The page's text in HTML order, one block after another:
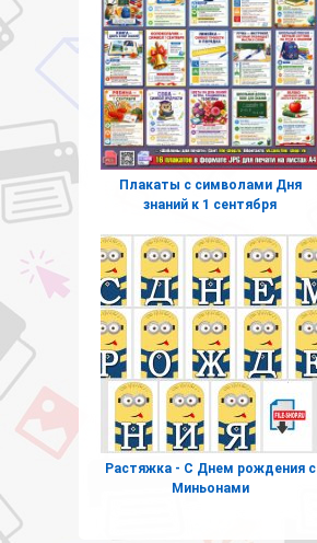
Плакаты с символами Дня
знаний к 1 сентября
Растяжка - С Днем рождения c
Миньонами